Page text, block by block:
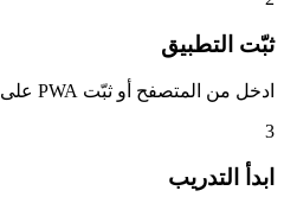
ثبّت التطبيق
ادخل من المتصفح أو ثبّت PWA على هاتفك. بلا متاجر، فوري.
3
ابدأ التدريب